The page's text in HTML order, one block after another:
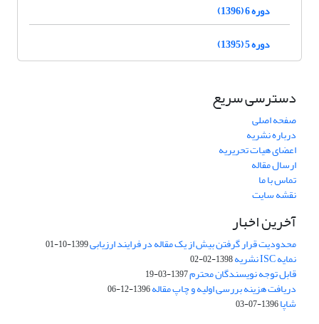
دوره 6 (1396)
دوره 5 (1395)
دسترسی سریع
صفحه اصلی
درباره نشریه
اعضای هیات تحریریه
ارسال مقاله
تماس با ما
نقشه سایت
آخرین اخبار
محدودیت قرار گرفتن بیش از یک مقاله در فرایند ارزیابی1399-10-01
نمایه ISC نشریه 1398-02-02
قابل توجه نویسندگان محترم1397-03-19
دریافت هزینه بررسی اولیه و چاپ مقاله1396-12-06
شاپا1396-07-03